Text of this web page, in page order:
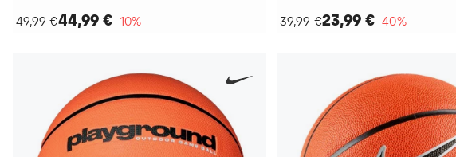
49,99 €44,99 €−10%
39,99 €23,99 €−40%